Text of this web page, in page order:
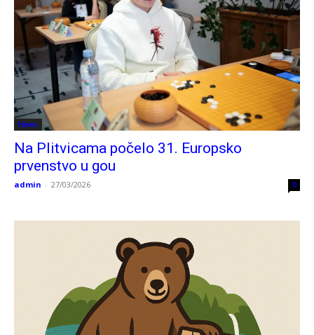
News
Na Plitvicama počelo 31. Europsko
prvenstvo u gou
admin - 27/03/2026 0